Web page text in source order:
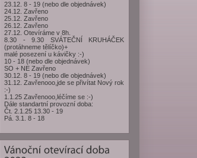
23.12. 8 - 19 (nebo dle objednávek)
24.12. Zavřeno
25.12. Zavřeno
26.12. Zavřeno
27.12. Otevíráme v 8h.
8.30 - 9.30 SVÁTEČNÍ KRUHÁČEK
(protáhneme tělíčko)+
malé posezení u kávičky :-)
10 - 18 (nebo dle objednávek)
SO + NE Zavřeno
30.12. 8 - 19 (nebo dle objednávek)
31.12. Zavřenooo,jde se přivítat Nový rok
:-)
1.1.25 Zavřenooo,léčíme se :-)
Dále standartní provozní doba:
Čt. 2.1.25 13.30 - 19
Pá. 3.1. 8 - 18